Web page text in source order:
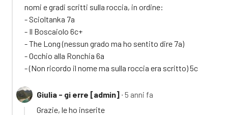
nomi e gradi scritti sulla roccia, in ordine:
- Scioltanka 7a
- Il Boscaiolo 6c+
- The Long (nessun grado ma ho sentito dire 7a)
- Occhio alla Ronchia 6a
- (Non ricordo il nome ma sulla roccia era scritto) 5c
Giulia - gi erre [admin] ∙ 5 anni fa
Grazie, le ho inserite